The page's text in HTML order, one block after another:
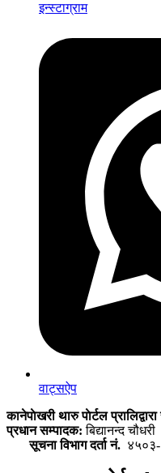
इन्स्टाग्राम
वाट्सऐप
कानेपाेखरी थारु पाेर्टल
प्रधान सम्पादक: बिद्यानन्द
सूचना विभाग दर्ता नं.